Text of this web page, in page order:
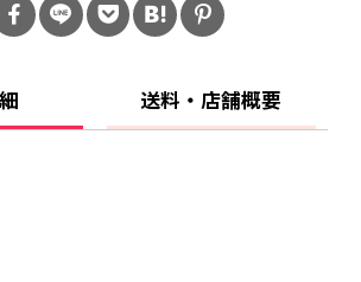
の水を入れ火にかける
麺をほぐしながら入れて1分20秒
送料・店舗概要